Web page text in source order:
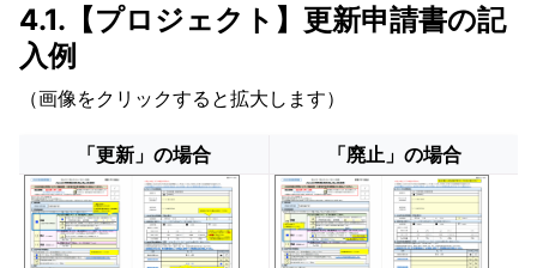
4.1.【プロジェクト】更新申請書の記
入例
（画像をクリックすると拡大します）
「更新」の場合 「廃止」の場合